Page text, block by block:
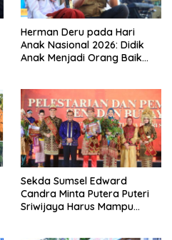
Herman Deru pada Hari
Anak Nasional 2026: Didik
Anak Menjadi Orang Baik
Sekda Sumsel Edward
Candra Minta Putera Puteri
Sriwijaya Harus Mampu